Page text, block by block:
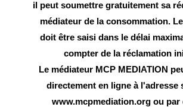
il peut soumettre gratuitement sa
médiateur de la consommation.
doit être saisi dans le délai
compter de la réclamation
Le médiateur MCP MEDIATION
directement en ligne à l'adresse
www.mcpmediation.org ou par